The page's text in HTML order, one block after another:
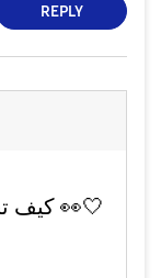
REPLY
كيف تحل مشكلة جهاز بدون فورمات 👀🤍